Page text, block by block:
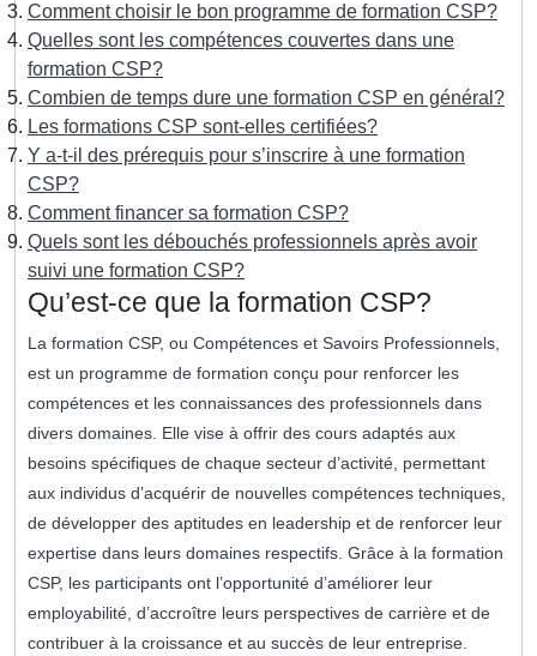
Comment choisir le bon programme de formation CSP?
Quelles sont les compétences couvertes dans une
formation CSP?
Combien de temps dure une formation CSP en général?
Les formations CSP sont-elles certifiées?
Y a-t-il des prérequis pour s’inscrire à une formation
CSP?
Comment financer sa formation CSP?
Quels sont les débouchés professionnels après avoir
suivi une formation CSP?
Qu’est-ce que la formation CSP?
La formation CSP, ou Compétences et Savoirs Professionnels,
est un programme de formation conçu pour renforcer les
compétences et les connaissances des professionnels dans
divers domaines. Elle vise à offrir des cours adaptés aux
besoins spécifiques de chaque secteur d’activité, permettant
aux individus d’acquérir de nouvelles compétences techniques,
de développer des aptitudes en leadership et de renforcer leur
expertise dans leurs domaines respectifs. Grâce à la formation
CSP, les participants ont l’opportunité d’améliorer leur
employabilité, d’accroître leurs perspectives de carrière et de
contribuer à la croissance et au succès de leur entreprise.